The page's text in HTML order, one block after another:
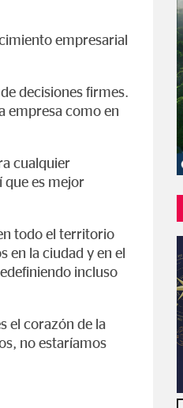
empresarial
decisiones firmes.
empresa como en
cualquier
que es mejor
todo el territorio
en la ciudad y en el
incluso
el corazón de la
no estaríamos